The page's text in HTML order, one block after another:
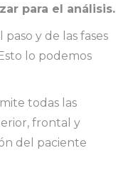
para el análisis.
paso y de las fases
lo podemos
todas las
frontal y
del paciente